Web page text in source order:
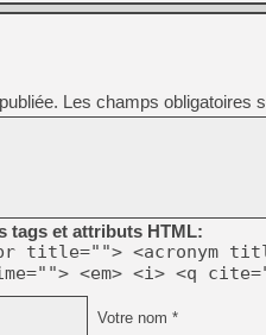
Les champs obligatoires
tags et attributs HTML:
title=""> <acronym
<em> <i> <q
Votre nom *